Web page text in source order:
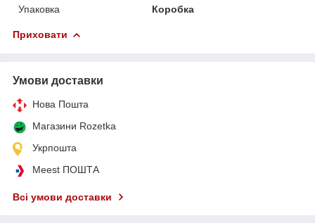
Упаковка
Коробка
Приховати
Умови доставки
Нова Пошта
Магазини Rozetka
Укрпошта
Meest ПОШТА
Всі умови доставки